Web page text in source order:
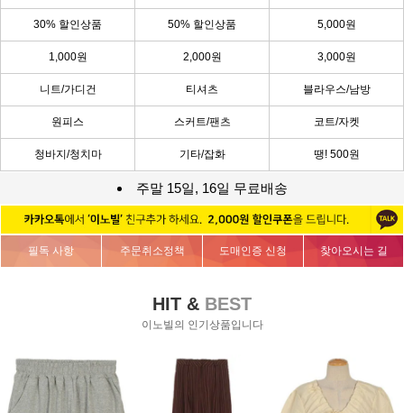
30% 할인상품 50% 할인상품 5,000원
1,000원 2,000원 3,000원
니트/가디건 티셔츠 블라우스/남방
원피스 스커트/팬츠 코트/자켓
청바지/청치마 기타/잡화 땡! 500원
주말 15일, 16일 무료배송
필독 사항 주문취소정책 도매인증 신청 찾아오시는 길
HIT & BEST
이노빌의 인기상품입니다